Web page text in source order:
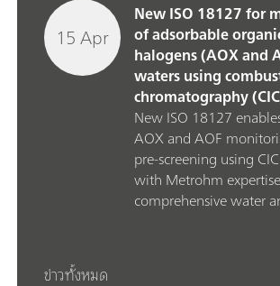
15 Apr
New ISO 18127 for
of adsorbable
halogens (AOX and
waters using
chromatography
New ISO 18127
AOX and AOF
pre‑screening using
with Metrohm
comprehensive water
ข่าวทั้งหมด